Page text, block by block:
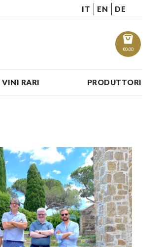
IT EN DE
€0.00
VINI RARI PRODUTTORI